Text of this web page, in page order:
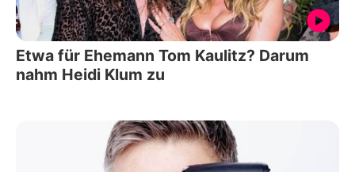
Etwa für Ehemann Tom Kaulitz? Darum
nahm Heidi Klum zu